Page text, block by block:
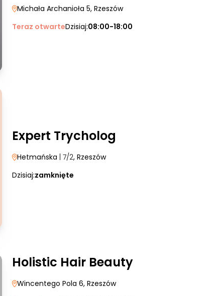
Michała Archanioła 5, Rzeszów
Teraz otwarteDzisiaj:08:00-18:00
Expert Trycholog
Hetmańska | 7/2, Rzeszów
Dzisiaj:zamknięte
Holistic Hair Beauty
Wincentego Pola 6, Rzeszów